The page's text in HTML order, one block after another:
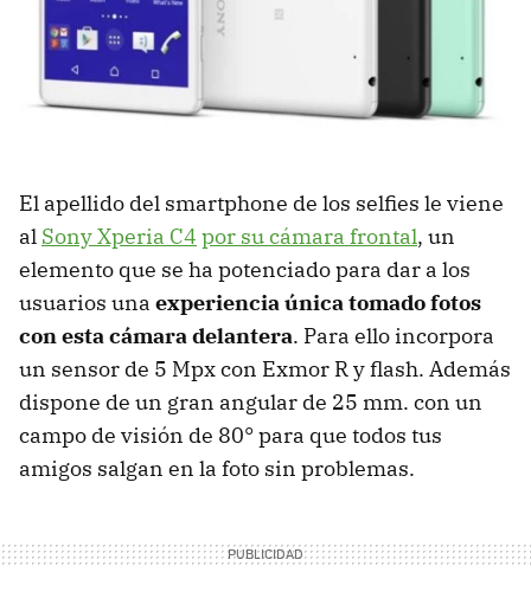
El apellido del smartphone de los selfies le viene
al Sony Xperia C4 por su cámara frontal, un
elemento que se ha potenciado para dar a los
usuarios una experiencia única tomado fotos
con esta cámara delantera. Para ello incorpora
un sensor de 5 Mpx con Exmor R y flash. Además
dispone de un gran angular de 25 mm. con un
campo de visión de 80° para que todos tus
amigos salgan en la foto sin problemas.